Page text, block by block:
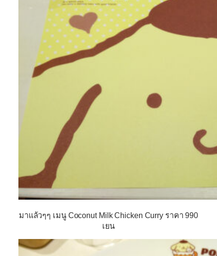
มาแล้วๆๆ เมนู Coconut Milk Chicken Curry ราคา 990
เยน